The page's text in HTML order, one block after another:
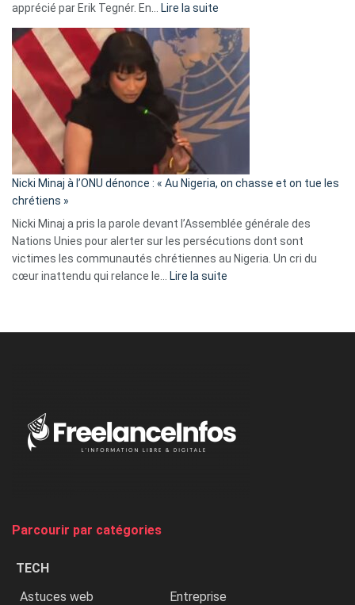
apprécié par Erik Tegnér. En… Lire la suite
Tegnér
exulte
« Zemmour
a
tout
parle
ses
tripes »
Nicki Minaj à l’ONU dénonce : « Au Nigeria, on chasse et on tue les
chrétiens »
Nicki Minaj a pris la parole devant l’Assemblée générale des
Nations Unies pour alerter sur les persécutions dont sont
victimes les communautés chrétiennes au Nigeria. Un cri du
cœur inattendu qui relance le… Lire la suite
Nigeria,
Parcourir par catégories
TECH
Astuces web
Entreprise